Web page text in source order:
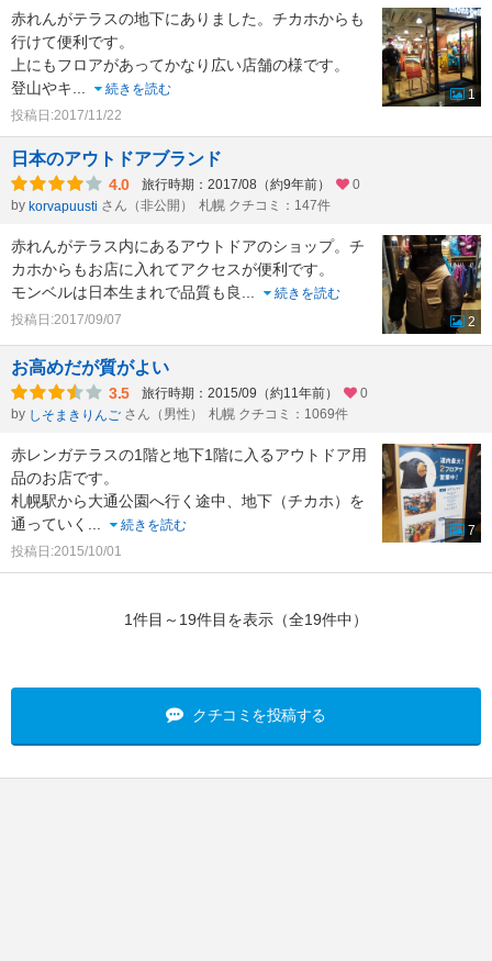
赤れんがテラスの地下にありました。チカホからも
行けて便利です。
上にもフロアがあってかなり広い店舗の様です。
登山やキ...
続きを読む
投稿日:2017/11/22
1
日本のアウトドアブランド
4.0 旅行時期：2017/08（約9年前）
0
by korvapuusti さん（非公開） 札幌 クチコミ：147件
赤れんがテラス内にあるアウトドアのショップ。チ
カホからもお店に入れてアクセスが便利です。
モンベルは日本生まれで品質も良...
続きを読む
投稿日:2017/09/07
2
お高めだが質がよい
3.5 旅行時期：2015/09（約11年前）
0
by しそまきりんご さん（男性） 札幌 クチコミ：1069件
赤レンガテラスの1階と地下1階に入るアウトドア用
品のお店です。
札幌駅から大通公園へ行く途中、地下（チカホ）を
通っていく ...
続きを読む
投稿日:2015/10/01
7
1件目～19件目を表示（全19件中）
クチコミを投稿する